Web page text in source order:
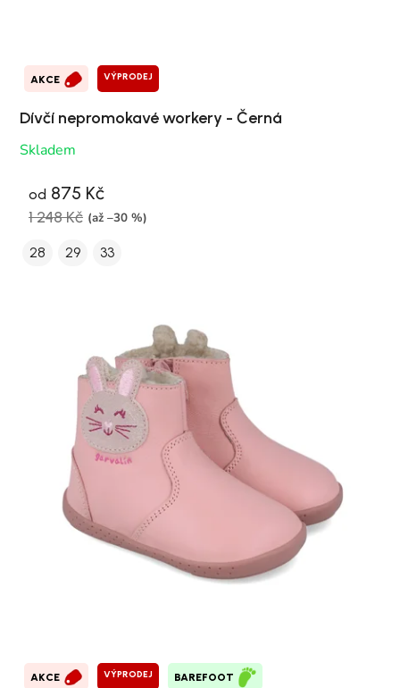
AKCE VÝPRODEJ
Dívčí nepromokavé workery - Černá
Skladem
od 875 Kč
1 248 Kč (až –30 %)
28 29 33
AKCE VÝPRODEJ BAREFOOT